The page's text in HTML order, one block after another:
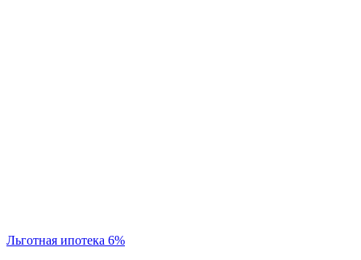
Льготная ипотека 6%